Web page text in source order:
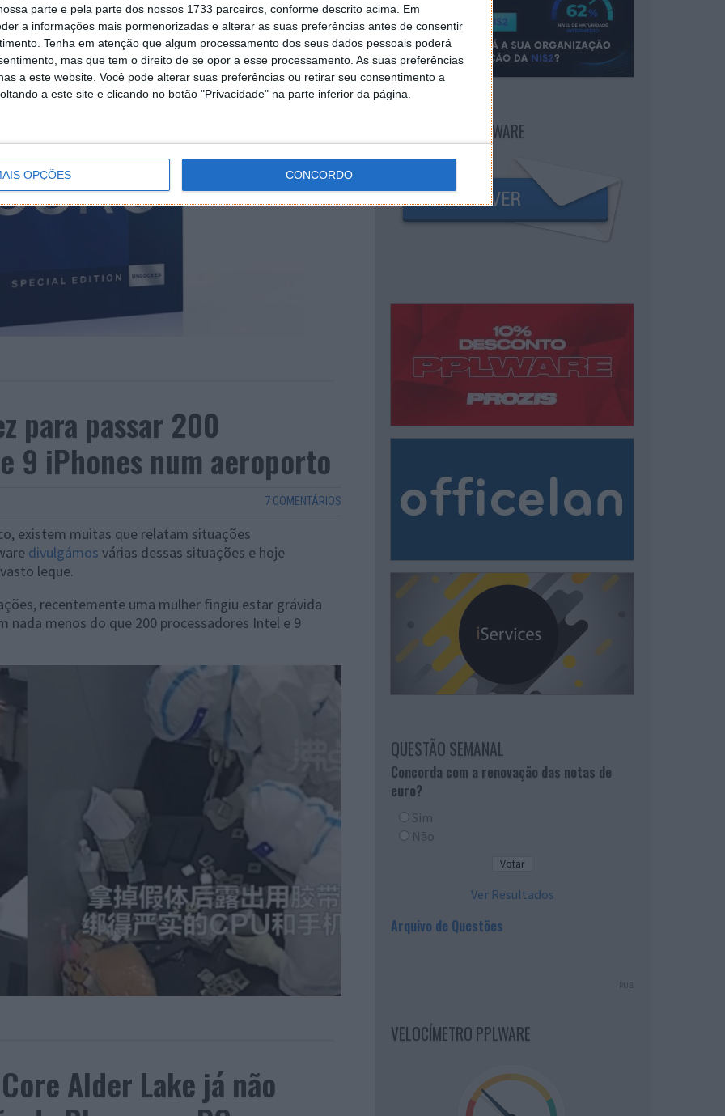
parte e pela parte dos nossos 1733 parceiros, conforme descrito acima. Em
a informações mais pormenorizadas e alterar as suas preferências antes de consentir
Tenha em atenção que algum processamento dos seus dados pessoais poderá
mas que tem o direito de se opor a esse processamento. As suas preferências
a este website. Você pode alterar suas preferências ou retirar seu consentimento a
a este site e clicando no botão "Privacidade" na parte inferior da página.
OPÇÕES CONCORDO
para passar 200
9 iPhones num aeroporto
7 COMENTÁRIOS
existem muitas que relatam situações
divulgámos várias dessas situações e hoje
leque.
recentemente uma mulher fingiu estar grávida
nada menos do que 200 processadores Intel e 9
Alder Lake já não
NEWSLETTER PPLWARE
QUESTÃO SEMANAL
Concorda com a renovação das notas de
euro?
Sim
Não
Ver Resultados
Arquivo de Questões
PUB
VELOCÍMETRO PPLWARE